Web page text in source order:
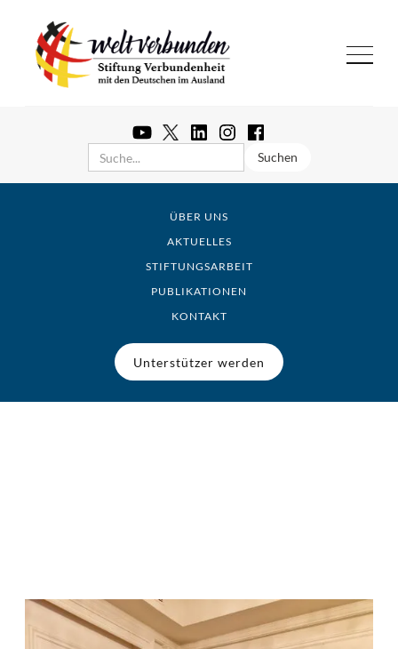
ÜBER UNS
AKTUELLES
STIFTUNGSARBEIT
PUBLIKATIONEN
KONTAKT
Unterstützer werden